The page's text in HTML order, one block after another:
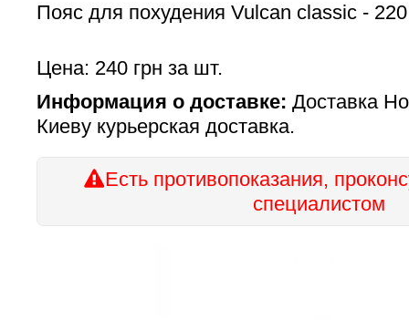
Пояс для похудения Vulcan classic - 220
Цена: 240 грн за шт.
Информация о доставке: Доставка
Киеву курьерская доставка.
Есть противопоказания,
специалистом